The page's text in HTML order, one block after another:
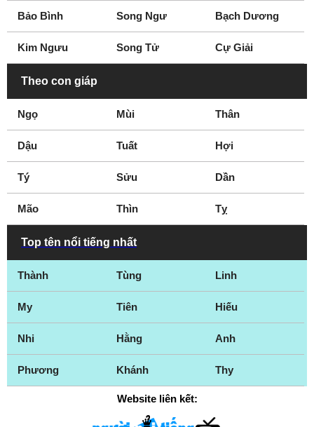
Bảo Bình Song Ngư Bạch Dương
Kim Ngưu Song Tử Cự Giải
Theo con giáp
Ngọ Mùi Thân
Dậu Tuất Hợi
Tý Sửu Dần
Mão Thìn Tỵ
Top tên nổi tiếng nhất
Thành Tùng Linh
My Tiên Hiếu
Nhi Hằng Anh
Phương Khánh Thy
Website liên kết: